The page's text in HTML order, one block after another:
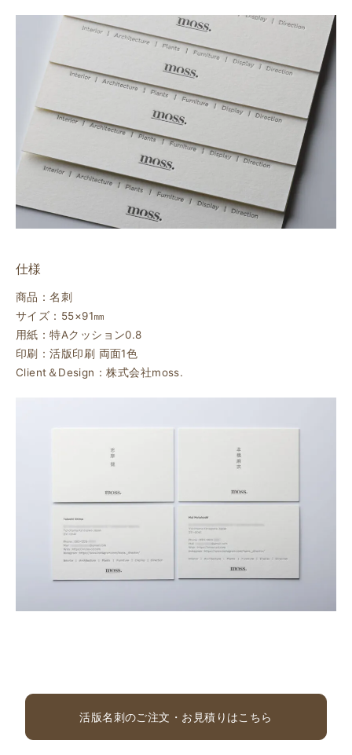
仕様
商品：名刺
サイズ：55×91㎜
用紙：特Aクッション0.8
印刷：活版印刷 両面1色
Client＆Design：株式会社moss.
活版名刺のご注文・お見積りはこちら